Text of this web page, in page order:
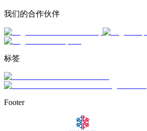
我们的合作伙伴
标签
Footer